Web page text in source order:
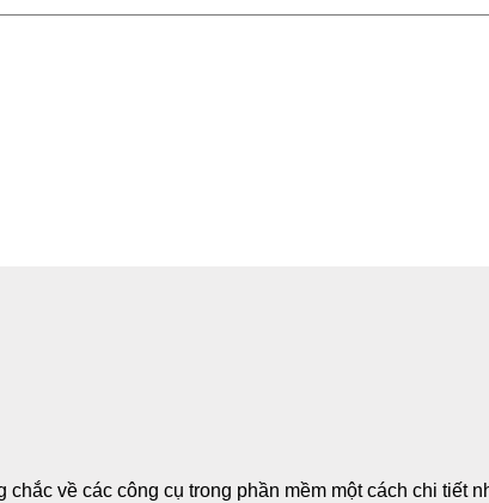
về các công cụ trong phần mềm một cách chi tiết